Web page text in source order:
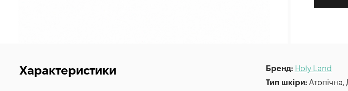
Характеристики Бренд: Holy Land
Тип шкіри: Атопічна,